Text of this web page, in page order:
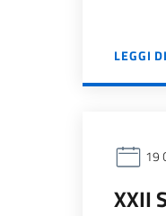
LEGGI
19
XXII